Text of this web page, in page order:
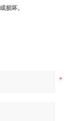
损坏。